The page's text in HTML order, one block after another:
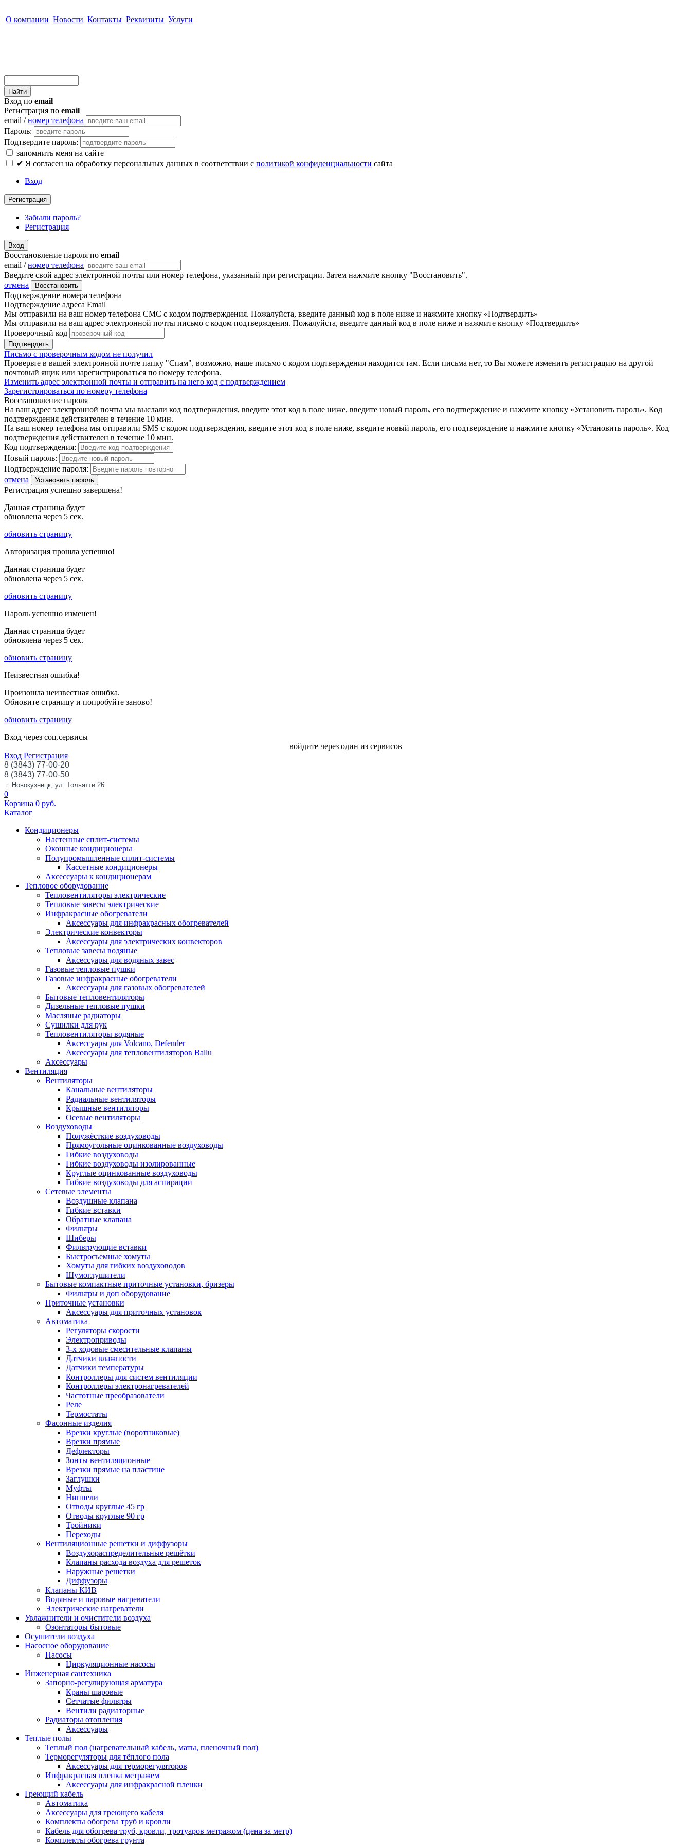
О компании Новости Контакты Реквизиты Услуги
Вход по email
Регистрация по email
email /номер телефона
Пароль:
Подтвердите пароль:
запомнить меня на сайте
✔ Я согласен на обработку персональных данных в соответствии с политикой конфиденциальности сайта
Вход
Регистрация
Забыли пароль?
Регистрация
Вход
Восстановление пароля по email
email /номер телефона
Введите свой адрес электронной почты или номер телефона, указанный при регистрации. Затем нажмите кнопку "Восстановить".
отмена
Восстановить
Подтверждение номера телефона
Подтверждение адреса Email
Мы отправили на ваш номер телефона СМС с кодом подтверждения. Пожалуйста, введите данный код в поле ниже и нажмите кнопку «Подтвердить»
Мы отправили на ваш адрес электронной почты письмо с кодом подтверждения. Пожалуйста, введите данный код в поле ниже и нажмите кнопку «Подтвердить»
Проверочный код
Подтвердить
Письмо с проверочным кодом не получил
Проверьте в вашей электронной почте папку "Спам", возможно, наше письмо с кодом подтверждения находится там. Если письма нет, то Вы можете изменить регистрацию на другой
почтовый ящик или зарегистрироваться по номеру телефона.
Изменить адрес электронной почты и отправить на него код с подтверждением
Зарегистрироваться по номеру телефона
Восстановление пароля
На ваш адрес электронной почты мы выслали код подтверждения, введите этот код в поле ниже, введите новый пароль, его подтверждение и нажмите кнопку «Установить пароль». Код
подтверждения действителен в течение 10 мин.
На ваш номер телефона мы отправили SMS с кодом подтверждения, введите этот код в поле ниже, введите новый пароль, его подтверждение и нажмите кнопку «Установить пароль». Код
подтверждения действителен в течение 10 мин.
Код подтверждения:
Новый пароль:
Подтверждение пароля:
отмена
Установить пароль
Регистрация успешно завершена!
Данная страница будет
обновлена через 5 сек.
обновить страницу
Авторизация прошла успешно!
Данная страница будет
обновлена через 5 сек.
обновить страницу
Пароль успешно изменен!
Данная страница будет
обновлена через 5 сек.
обновить страницу
Неизвестная ошибка!
Произошла неизвестная ошибка.
Обновите страницу и попробуйте заново!
обновить страницу
Вход через соц.сервисы
войдите через один из сервисов
Вход Регистрация
8 (3843) 77-00-20
8 (3843) 77-00-50
г. Новокузнецк, ул. Тольятти 26
0
Корзина 0 руб.
Каталог
Кондиционеры
Настенные сплит-системы
Оконные кондиционеры
Полупромышленные сплит-системы
Кассетные кондиционеры
Аксессуары к кондиционерам
Тепловое оборудование
Тепловентиляторы электрические
Тепловые завесы электрические
Инфракрасные обогреватели
Аксессуары для инфракрасных обогревателей
Электрические конвекторы
Аксессуары для электрических конвекторов
Тепловые завесы водяные
Аксессуары для водяных завес
Газовые тепловые пушки
Газовые инфракрасные обогреватели
Аксессуары для газовых обогревателей
Бытовые тепловентиляторы
Дизельные тепловые пушки
Масляные радиаторы
Сушилки для рук
Тепловентиляторы водяные
Аксессуары для Volcano, Defender
Аксессуары для тепловентиляторов Ballu
Аксессуары
Вентиляция
Вентиляторы
Канальные вентиляторы
Радиальные вентиляторы
Крышные вентиляторы
Осевые вентиляторы
Воздуховоды
Полужёсткие воздуховоды
Прямоугольные оцинкованные воздуховоды
Гибкие воздуховоды
Гибкие воздуховоды изолированные
Круглые оцинкованные воздуховоды
Гибкие воздуховоды для аспирации
Сетевые элементы
Воздушные клапана
Гибкие вставки
Обратные клапана
Фильтры
Шиберы
Фильтрующие вставки
Быстросъемные хомуты
Хомуты для гибких воздуховодов
Шумоглушители
Бытовые компактные приточные установки, бризеры
Фильтры и доп оборудование
Приточные установки
Аксессуары для приточных установок
Автоматика
Регуляторы скорости
Электроприводы
3-х ходовые смесительные клапаны
Датчики влажности
Датчики температуры
Контроллеры для систем вентиляции
Контроллеры электронагревателей
Частотные преобразователи
Реле
Термостаты
Фасонные изделия
Врезки круглые (воротниковые)
Врезки прямые
Дефлекторы
Зонты вентиляционные
Врезки прямые на пластине
Заглушки
Муфты
Ниппели
Отводы круглые 45 гр
Отводы круглые 90 гр
Тройники
Переходы
Вентиляционные решетки и диффузоры
Воздухораспределительные решётки
Клапаны расхода воздуха для решеток
Наружные решетки
Диффузоры
Клапаны КИВ
Водяные и паровые нагреватели
Электрические нагреватели
Увлажнители и очистители воздуха
Озонтаторы бытовые
Осушители воздуха
Насосное оборудование
Насосы
Циркуляционные насосы
Инженерная сантехника
Запорно-регулирующая арматура
Краны шаровые
Сетчатые фильтры
Вентили радиаторные
Радиаторы отопления
Аксессуары
Теплые полы
Теплый пол (нагревательный кабель, маты, пленочный пол)
Терморегуляторы для тёплого пола
Аксессуары для терморегуляторов
Инфракрасная пленка метражем
Аксессуары для инфракрасной пленки
Греющий кабель
Автоматика
Аксессуары для греющего кабеля
Комплекты обогрева труб и кровли
Кабель для обогрева труб, кровли, тротуаров метражом (цена за метр)
Комплекты обогрева грунта